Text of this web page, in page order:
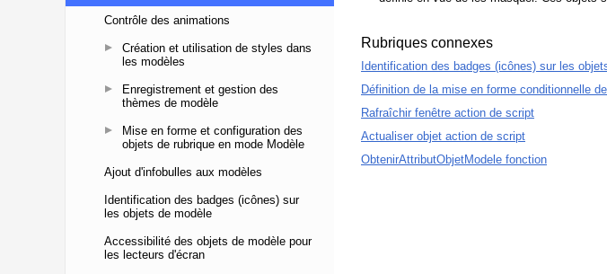
Contrôle des animations
Création et utilisation de styles dans
les modèles
Enregistrement et gestion des
thèmes de modèle
Mise en forme et configuration des
objets de rubrique en mode Modèle
Ajout d'infobulles aux modèles
Identification des badges (icônes) sur
les objets de modèle
Accessibilité des objets de modèle pour
les lecteurs d'écran